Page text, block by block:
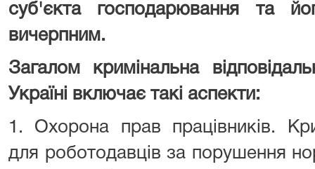
суб'єкта господарювання та
вичерпним.
Загалом кримінальна
Україні включає такі аспекти:
1. Охорона прав працівників.
для роботодавців за порушення